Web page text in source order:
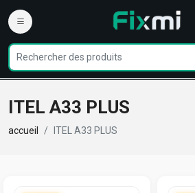
ITEL A33 PLUS
accueil ITEL A33 PLUS